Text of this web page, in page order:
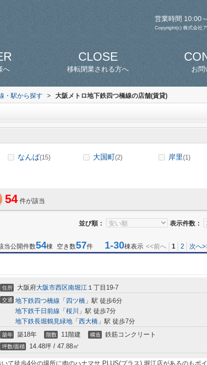
営業時間 10:00
Copyright(c) 株式会社
へ
CLOSE
移転閉業される方へ お問
・駅から探す > 大阪メトロ地下鉄四つ橋線の店舗(賃貸)
なんば(15) 大国町(2) 岸里(1)
54 件が該当
並び順： 表示件数：
当公開件数54棟 空き数57件 1-30棟表示 <<前へ 1 2 次へ
住所 大阪府大阪市西区南堀江 １丁目19-7
交通 地下鉄四つ橋線 「 四ツ橋 」駅 徒歩6分
地下鉄千日前線 「 桜川 」駅 徒歩7分
地下鉄長堀鶴見緑地 「 西大橋 」駅 徒歩7分
築年 築18年 階数 11階建 構造 鉄筋コンクリート
坪数/面積 14.48坪 / 47.88㎡
いて徒歩4分の場所に肉のハナマサ PLUS(プラス) 堀江店があるのもポ